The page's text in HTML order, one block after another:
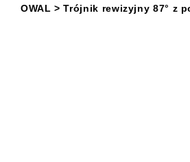
OWAL > Trójnik rewizyjny 87° z